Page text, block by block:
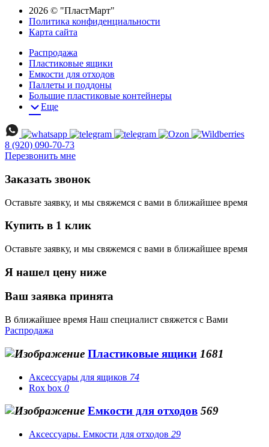
2026 © "ПластМарт"
Политика конфиденциальности
Карта сайта
Распродажа
Пластиковые ящики
Емкости для отходов
Паллеты и поддоны
Большие пластиковые контейнеры
Еще
8 (920) 090-70-73
Перезвонить мне
Заказать звонок
Оставьте заявку, и мы свяжемся с вами в ближайшее время
Купить в 1 клик
Оставьте заявку, и мы свяжемся с вами в ближайшее время
Я нашел цену ниже
Ваш заявка принята
В ближайшее время Наш специалист свяжется с Вами
Распродажа
Пластиковые ящики 1681
Аксессуары для ящиков 74
Rox box 0
Емкости для отходов 569
Аксессуары. Емкости для отходов 29